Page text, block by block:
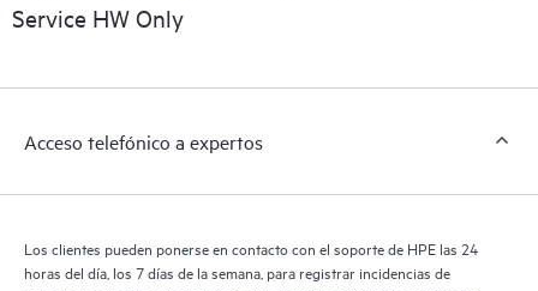
de HPE cubiertos por el servicio HPE Tech Care. Los clientes
distintos productos instalados en sus entornos y cómo
permiten a los clientes realizar determinadas actividades sin
proporcionan, además, un portal de recursos de conocimiento
los recursos de HPE, que impulsan la excelencia de las
Service HW Only
Acceso telefónico a expertos
Los clientes pueden ponerse en contacto con el soporte de HPE las 24
horas del día, los 7 días de la semana, para registrar incidencias de